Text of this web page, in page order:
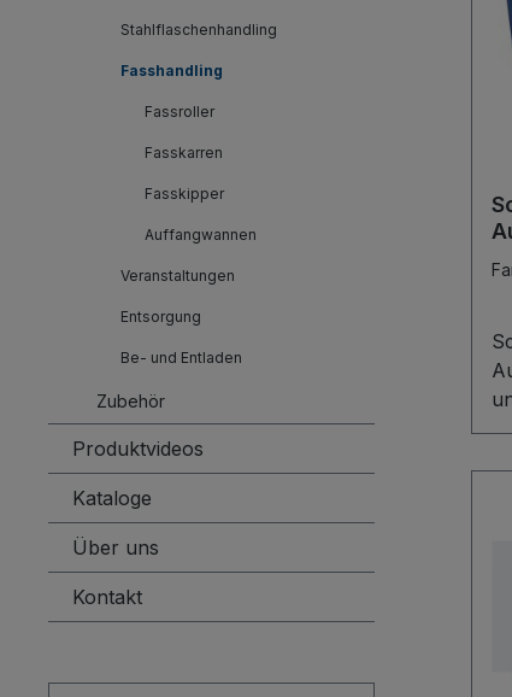
Stahlflaschenhandling
Fasshandling
Fassroller
Fasskarren
Fasskipper
Auffangwannen
Veranstaltungen
Entsorgung
Be- und Entladen
Zubehör
Produktvideos
Kataloge
Über uns
Kontakt